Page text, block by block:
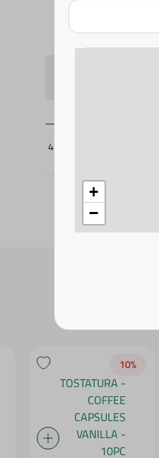
426980
10‎%‎
+
−